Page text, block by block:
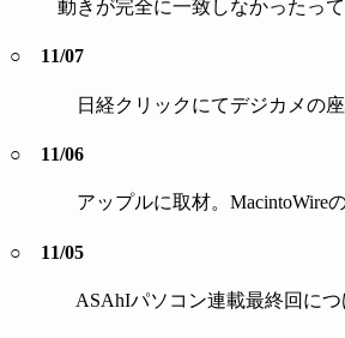
動きが完全に一致しなかったっ
○ 11/07
日経クリックにてデジカメの座
○ 11/06
アップルに取材。MacintoWire
○ 11/05
ASAhIパソコン連載最終回につ